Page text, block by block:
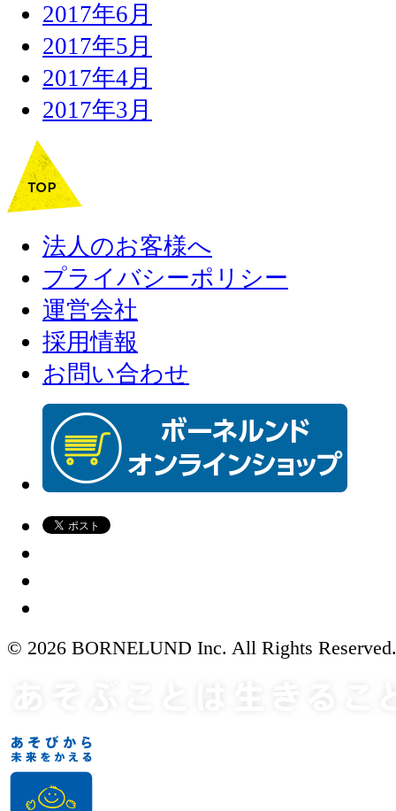
2017年6月
2017年5月
2017年4月
2017年3月
法人のお客様へ
プライバシーポリシー
運営会社
採用情報
お問い合わせ
© 2026 BORNELUND Inc. All Rights Reserved.